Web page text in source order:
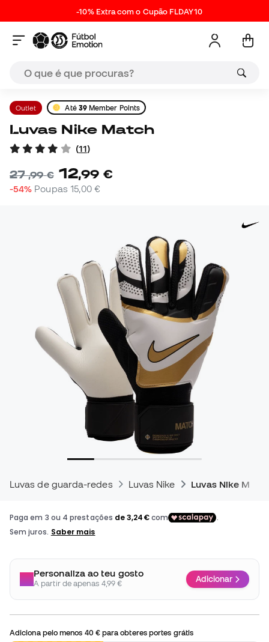
-10% Extra com o Cupão FLDAY10
Outlet Até 39Member Points
Luvas Nike Match
(11)
27,99 € 12,99 €
-54% Poupas 15,00 €
Luvas de guarda-redes Luvas Nike Luvas Nike
Personaliza ao teu gosto
A partir de apenas 4,99 € Adicionar
Adiciona pelo menos 40 €para obteres portes grátis